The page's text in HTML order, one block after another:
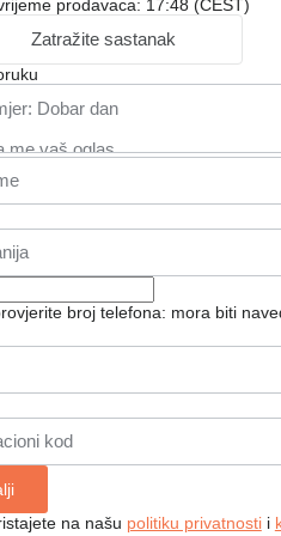
prodavaca: 17:48 (CEST)
Zatražite sastanak
broj telefona: mora biti
na našu politiku privatnostii